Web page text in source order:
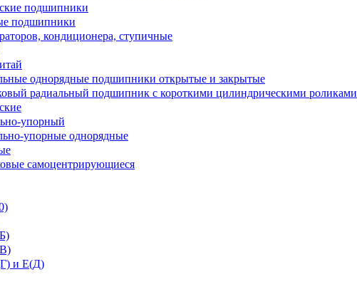
подшипники
подшипники
кондиционера, ступичные
однорядные подшипники открытые и закрытые
радиальный подшипник с короткими цилиндрическими роликами
упорный
упорные однорядные
самоцентрирующиеся
и E(Д)